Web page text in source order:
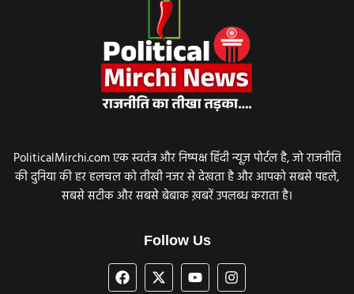
PoliticalMirchi.com एक स्वतंत्र और निष्पक्ष हिंदी न्यूज़ पोर्टल है, जो राजनीति
की दुनिया की हर हलचल को तीखी नजर से देखता है और आपको सबसे पहले,
सबसे सटीक और सबसे बेबाक ख़बरें उपलब्ध कराता है।
Follow Us